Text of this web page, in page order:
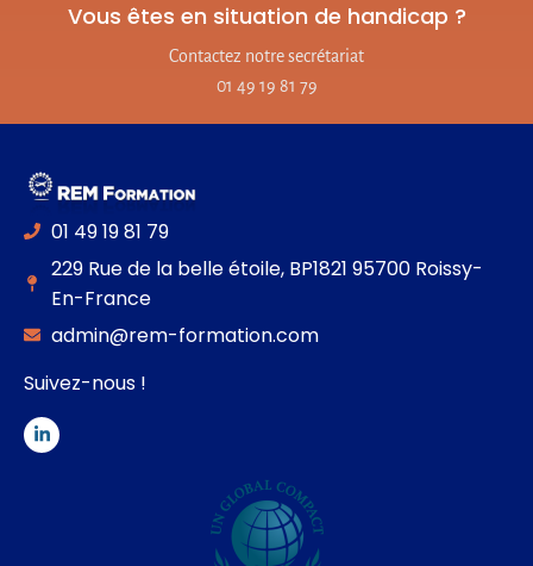
Vous êtes en situation de handicap ?
Contactez notre secrétariat
01 49 19 81 79
01 49 19 81 79
229 Rue de la belle étoile, BP1821 95700 Roissy-
En-France
admin@rem-formation.com
Suivez-nous !